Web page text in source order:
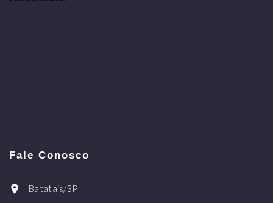
Fale Conosco
Batatais/SP